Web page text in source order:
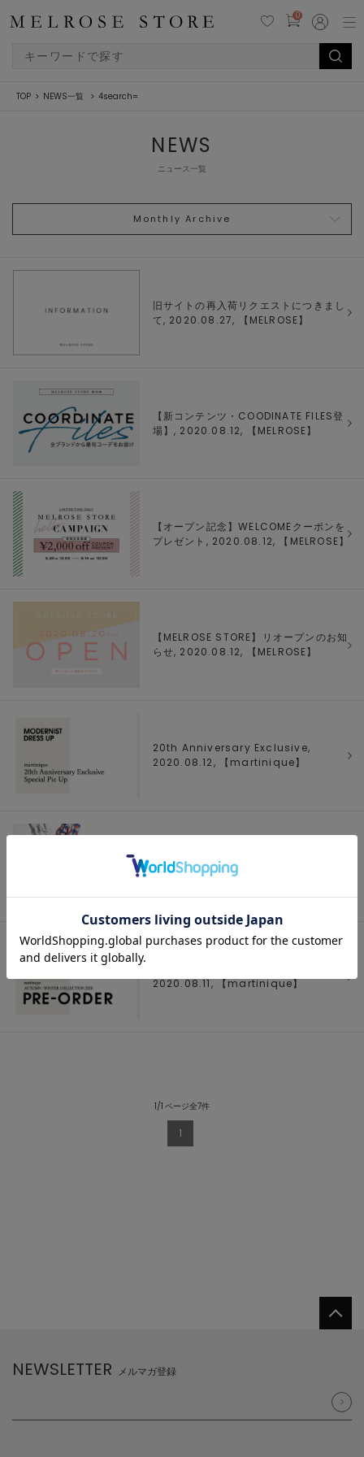
0
TOP NEWS一覧 4search=
NEWS
ニュース一覧
Monthly Archive
旧サイトの再入荷リクエストにつきまし
て, 2020.08.27, 【 MELROSE】
【新コンテンツ・COODINATE FILES登
場】, 2020.08.12, 【 MELROSE】
【オープン記念】WELCOMEクーポンを
プレゼント, 2020.08.12, 【 MELROSE】
【MELROSE STORE】リオープンのお知
らせ, 2020.08.12, 【 MELROSE】
20th Anniversary Exclusive,
2020.08.12, 【 martinique】
サンダルを手に入れよう！, 2020.08.12,
martinique 】
2020.08.11, 【martinique】
1/1 ページ全7件
1
NEWSLETTER メルマガ登録